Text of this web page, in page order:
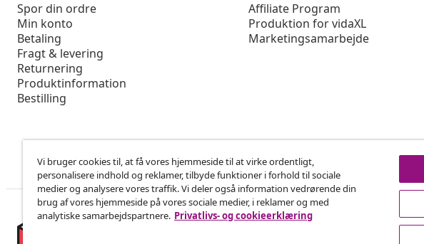
Spor din ordre
Min konto
Betaling
Fragt & levering
Returnering
Produktinformation
Bestilling
Affiliate Program
Produktion for vidaXL
Marketingsamarbejde
Vi bruger cookies til, at få vores hjemmeside til at virke ordentligt,
personalisere indhold og reklamer, tilbyde funktioner i forhold til sociale
medier og analysere vores traffik. Vi deler også information vedrørende din
brug af vores hjemmeside på vores sociale medier, i reklamer og med
analytiske samarbejdspartnere. Privatlivs- og cookieerklæring